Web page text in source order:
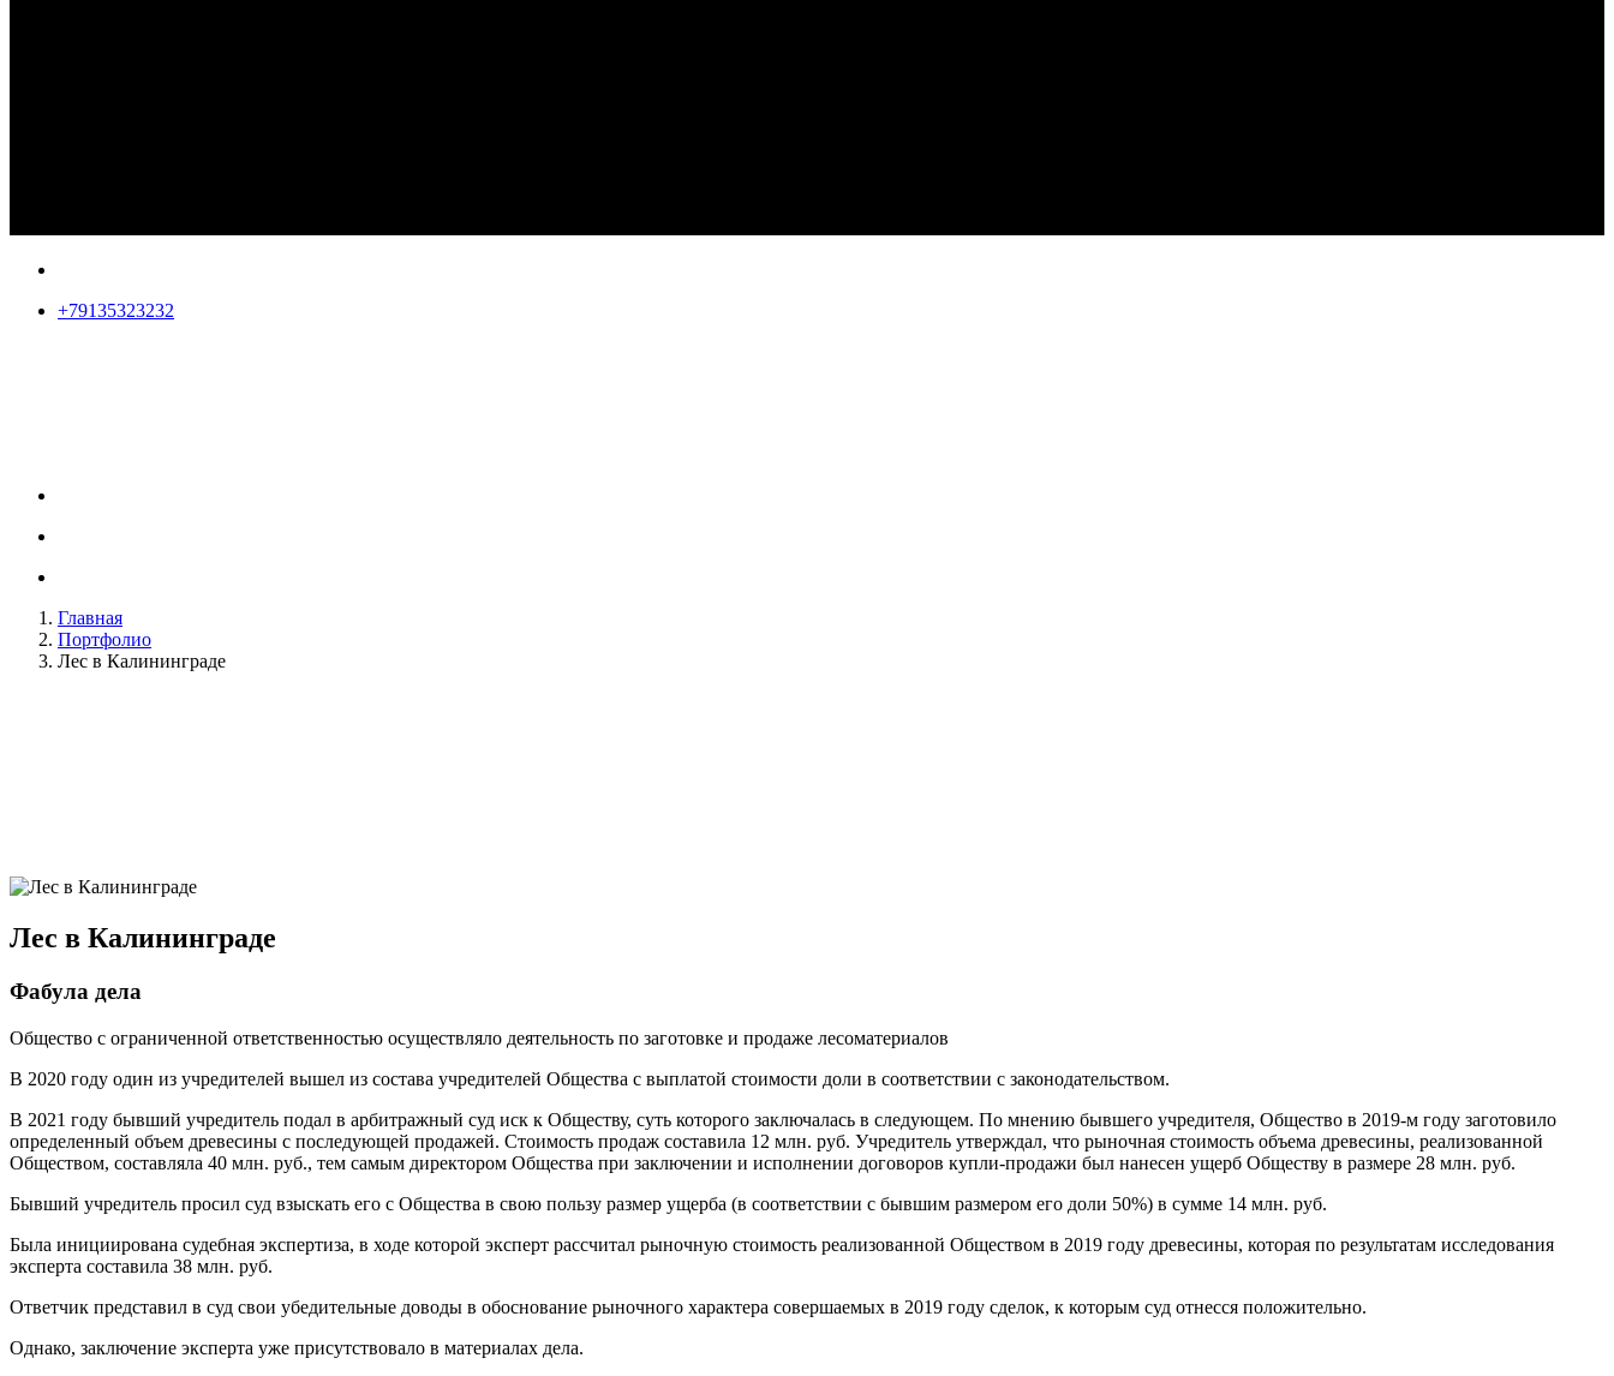
+79135323232
Главная
Портфолио
Лес в Калининграде
Лес в Калининграде
Фабула дела
Общество с ограниченной ответственностью осуществляло деятельность по заготовке и продаже лесоматериалов
В 2020 году один из учредителей вышел из состава учредителей Общества с выплатой стоимости доли в соответствии с законодательством.
В 2021 году бывший учредитель подал в арбитражный суд иск к Обществу, суть которого заключалась в следующем. По мнению бывшего учредителя, Общество в 2019-м году заготовило
определенный объем древесины с последующей продажей. Стоимость продаж составила 12 млн. руб. Учредитель утверждал, что рыночная стоимость объема древесины, реализованной
Обществом, составляла 40 млн. руб., тем самым директором Общества при заключении и исполнении договоров купли-продажи был нанесен ущерб Обществу в размере 28 млн. руб.
Бывший учредитель просил суд взыскать его с Общества в свою пользу размер ущерба (в соответствии с бывшим размером его доли 50%) в сумме 14 млн. руб.
Была инициирована судебная экспертиза, в ходе которой эксперт рассчитал рыночную стоимость реализованной Обществом в 2019 году древесины, которая по результатам исследования
эксперта составила 38 млн. руб.
Ответчик представил в суд свои убедительные доводы в обоснование рыночного характера совершаемых в 2019 году сделок, к которым суд отнесся положительно.
Однако, заключение эксперта уже присутствовало в материалах дела.